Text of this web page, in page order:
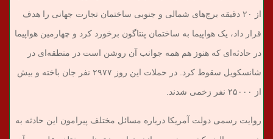
از ۲۰ دقیقه برج‌های شمالی و جنوبی ساختمان تجارت جهانی را هدف
قرار داد، یک هواپیما به ساختمان پنتاگون برخورد کرد و چهارمین هواپیما
در حادثه‌ای که هنوز هم همه جوانب آن روشن است در منطقه‌ای در
شانسکویل سقوط کرد. در حملات این روز ۲۹۷۷ نفر جان باخته و بیش
از ۲۵۰۰۰ نفر زخمی شدند.
روایت رسمی دولت آمریکا درباره مسائل مختلف پیرامون این حادثه به